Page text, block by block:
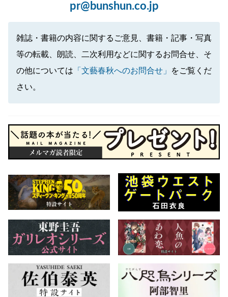
pr@bunshun.co.jp
雑誌・書籍の内容に関するご意見、書籍・記事・写真
等の転載、朗読、二次利用などに関するお問合せ、そ
の他については 「文藝春秋へのお問合せ」
をご覧くだ
さい。